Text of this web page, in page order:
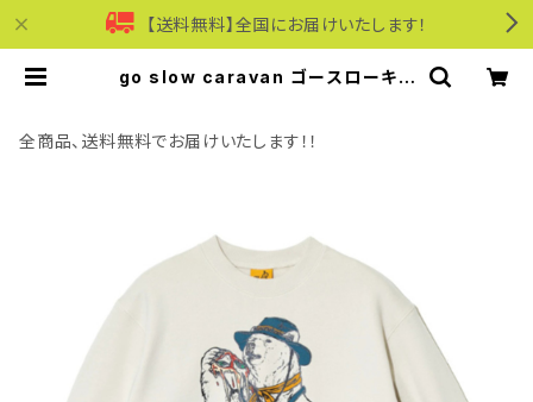
【送料無料】全国にお届けいたします！
go slow caravan ゴースローキャ
｜ユニセックス 352606 オフホワイ
ト | モリワンワールドオンラインショ
全商品、送料無料でお届けいたします！！